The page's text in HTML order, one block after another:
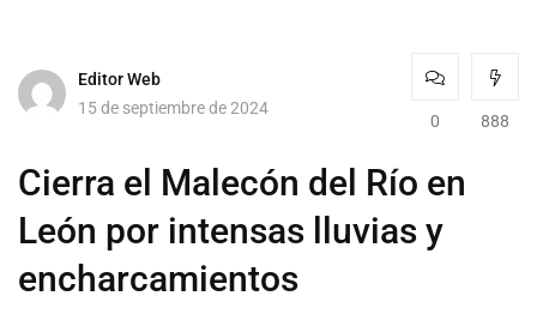
Editor Web
15 de septiembre de 2024
0 888
Cierra el Malecón del Río en
León por intensas lluvias y
encharcamientos